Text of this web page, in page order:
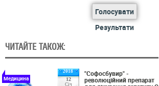
Голосувати
Результати
ЧИТАЙТЕ ТАКОЖ:
2018
12
Січ
Медицина
"Софосбувир" -
революційний препарат